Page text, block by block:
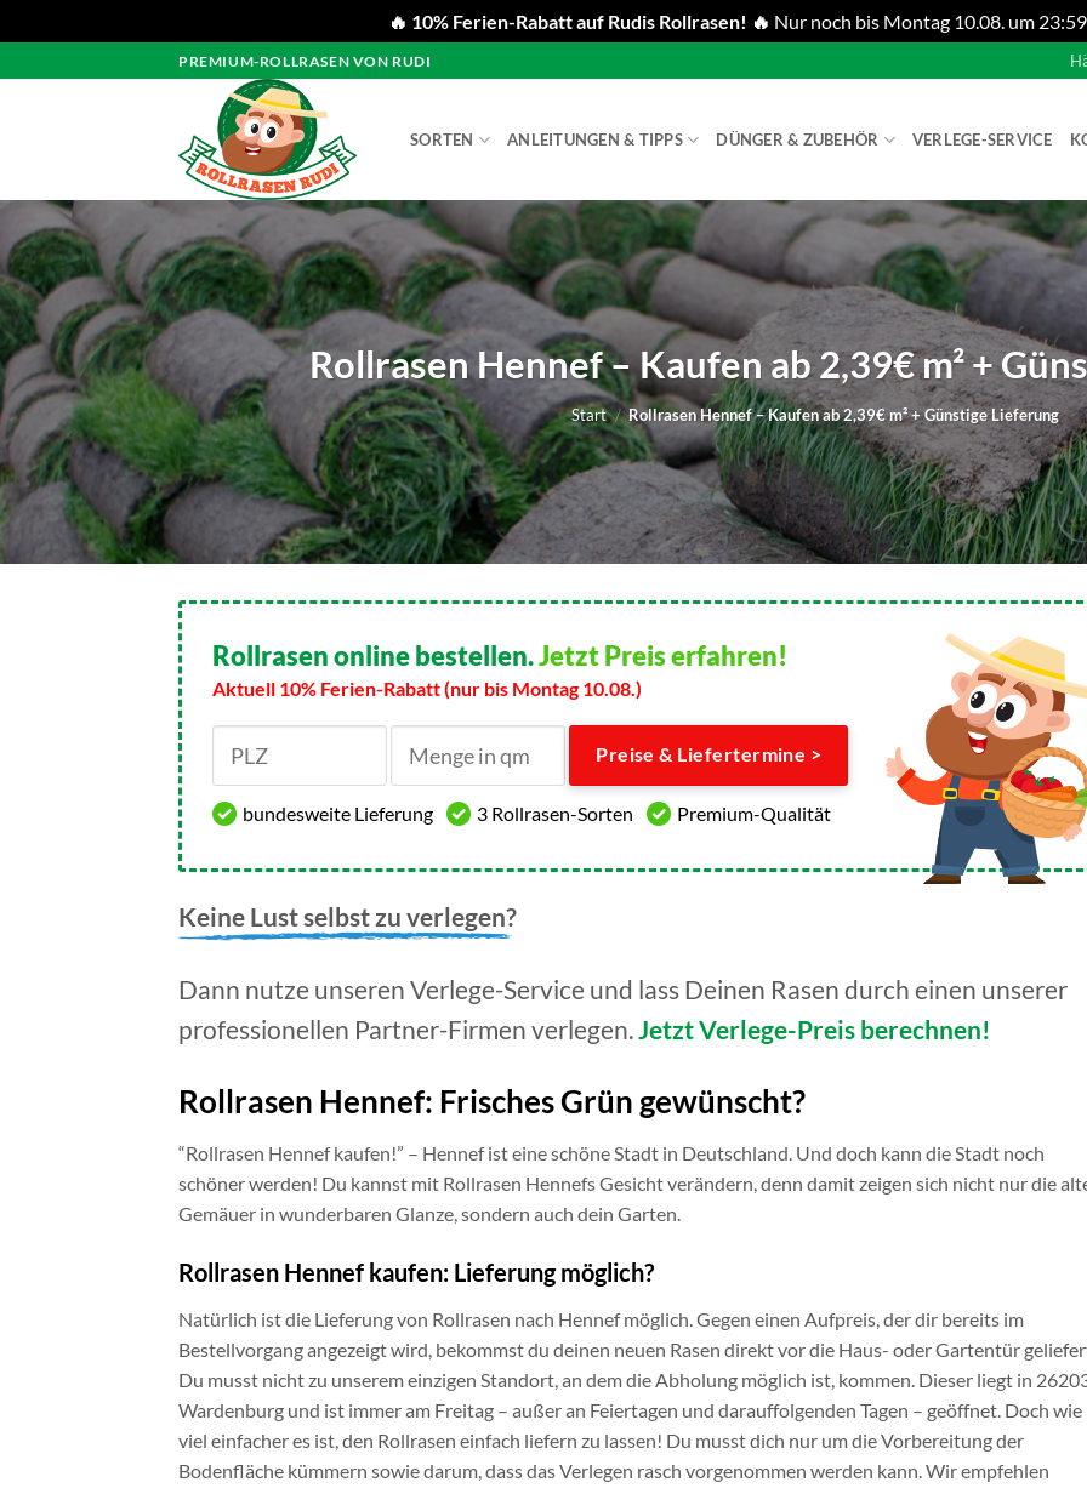
🔥 10% Ferien-Rabatt auf Rudis Rollrasen! 🔥 Nur noch bis Montag 10.08. um
Inhalt
PREMIUM-ROLLRASEN VON RUDI
SORTEN ANLEITUNGEN & TIPPS DÜNGER & ZUBEHÖR VERLEGE-SERVICE
Rollrasen Hennef – Kaufen ab 2,39€ m² +
Start / Rollrasen Hennef – Kaufen ab 2,39€ m² + Günstige Lieferung
Rollrasen online bestellen.Jetzt Preis erfahren!
Aktuell 10% Ferien-Rabatt (nur bis Montag 10.08.)
Preise & Liefertermine >
bundesweite Lieferung 3 Rollrasen-Sorten Premium-Qualität
Keine Lust selbst zu verlegen?
Dann nutze unseren Verlege-Service und lass Deinen Rasen durch einen unserer
professionellen Partner-Firmen verlegen. Jetzt Verlege-Preis berechnen!
Rollrasen Hennef: Frisches Grün gewünscht?
“Rollrasen Hennef kaufen!” – Hennef ist eine schöne Stadt in Deutschland. Und doch kann die Stadt noch
schöner werden! Du kannst mit Rollrasen Hennefs Gesicht verändern, denn damit zeigen sich nicht nur die
Gemäuer in wunderbaren Glanze, sondern auch dein Garten.
Rollrasen Hennef kaufen: Lieferung möglich?
Natürlich ist die Lieferung von Rollrasen nach Hennef möglich. Gegen einen Aufpreis, der dir bereits im
Bestellvorgang angezeigt wird, bekommst du deinen neuen Rasen direkt vor die Haus- oder Gartentür
Du musst nicht zu unserem einzigen Standort, an dem die Abholung möglich ist, kommen. Dieser liegt in
Wardenburg und ist immer am Freitag – außer an Feiertagen und darauffolgenden Tagen – geöffnet. Doch wie
viel einfacher es ist, den Rollrasen einfach liefern zu lassen! Du musst dich nur um die Vorbereitung der
Bodenfläche kümmern sowie darum, dass das Verlegen rasch vorgenommen werden kann. Wir empfehlen